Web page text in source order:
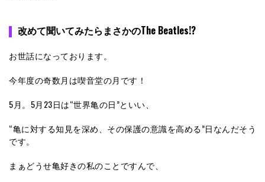
改めて聞いてみたらまさかのThe Beatles!?
お世話になっております。
今年度の奇数月は喫音堂の月です！
5月。5月23日は“世界亀の日”といい、
“亀に対する知見を深め、その保護の意識を高める”日なんだそう
です。
まぁどうせ亀好きの私のことですんで、